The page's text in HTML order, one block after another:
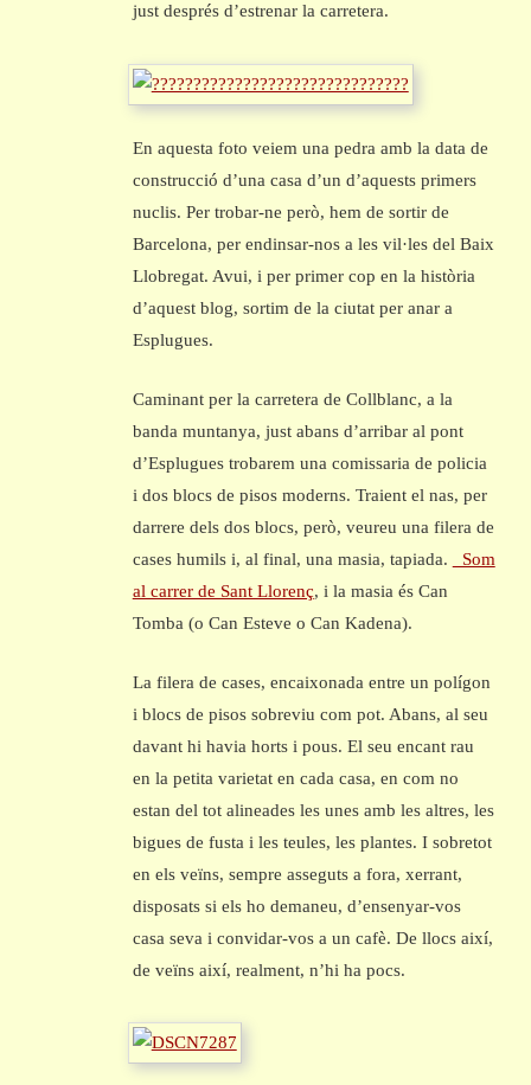
just després d’estrenar la carretera.
En aquesta foto veiem una pedra amb la data de
construcció d’una casa d’un d’aquests primers
nuclis. Per trobar-ne però, hem de sortir de
Barcelona, per endinsar-nos a les vil·les del Baix
Llobregat. Avui, i per primer cop en la història
d’aquest blog, sortim de la ciutat per anar a
Esplugues.
Caminant per la carretera de Collblanc, a la
banda muntanya, just abans d’arribar al pont
d’Esplugues trobarem una comissaria de policia
i dos blocs de pisos moderns. Traient el nas, per
darrere dels dos blocs, però, veureu una filera de
cases humils i, al final, una masia, tapiada.
Som
al carrer de Sant Llorenç, i la masia és Can
Tomba (o Can Esteve o Can Kadena).
La filera de cases, encaixonada entre un polígon
i blocs de pisos sobreviu com pot. Abans, al seu
davant hi havia horts i pous. El seu encant rau
en la petita varietat en cada casa, en com no
estan del tot alineades les unes amb les altres, les
bigues de fusta i les teules, les plantes. I sobretot
en els veïns, sempre asseguts a fora, xerrant,
disposats si els ho demaneu, d’ensenyar-vos
casa seva i convidar-vos a un cafè. De llocs així,
de veïns així, realment, n’hi ha pocs.